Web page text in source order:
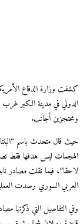
كشفت وزارة الدفاع
الدولي في مدينة الكبر
ومحتجزين أجانب.
حيث قال متحدث باسم
الهجمات ليس هدفها فقط
لاحقا”، فيما نقلت مصادر
العربي السوري رصدت
وفي التفاصيل التي ذكرتها